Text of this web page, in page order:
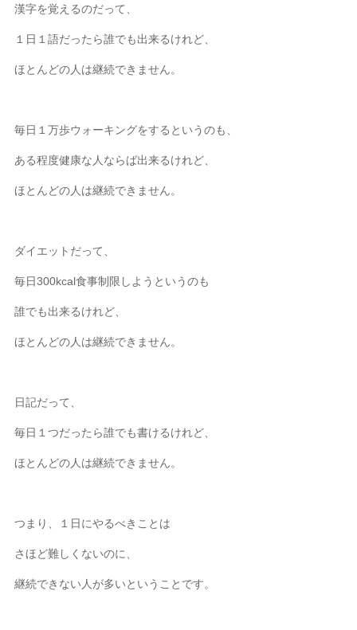
漢字を覚えるのだって、
１日１語だったら誰でも出来るけれど、
ほとんどの人は継続できません。
毎日１万歩ウォーキングをするというのも、
ある程度健康な人ならば出来るけれど、
ほとんどの人は継続できません。
ダイエットだって、
毎日300kcal食事制限しようというのも
誰でも出来るけれど、
ほとんどの人は継続できません。
日記だって、
毎日１つだったら誰でも書けるけれど、
ほとんどの人は継続できません。
つまり、１日にやるべきことは
さほど難しくないのに、
継続できない人が多いということです。